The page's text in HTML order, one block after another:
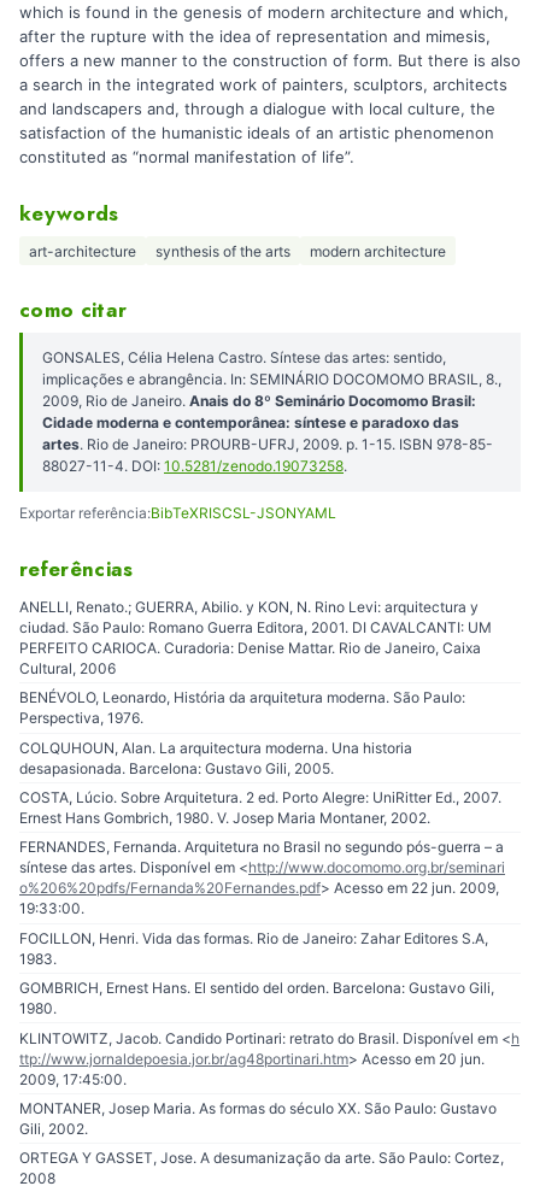
which is found in the genesis of modern architecture and which,
after the rupture with the idea of representation and mimesis,
offers a new manner to the construction of form. But there is also
a search in the integrated work of painters, sculptors, architects
and landscapers and, through a dialogue with local culture, the
satisfaction of the humanistic ideals of an artistic phenomenon
constituted as “normal manifestation of life”.
keywords
art-architecture synthesis of the arts modern architecture
como citar
GONSALES, Célia Helena Castro. Síntese das artes: sentido,
implicações e abrangência. In: SEMINÁRIO DOCOMOMO BRASIL, 8.,
2009, Rio de Janeiro. Anais do 8º Seminário Docomomo Brasil:
Cidade moderna e contemporânea: síntese e paradoxo das
artes. Rio de Janeiro: PROURB-UFRJ, 2009. p. 1-15. ISBN 978-85-
88027-11-4. DOI: 10.5281/zenodo.19073258.
Exportar referência:BibTeXRISCSL-JSONYAML
referências
ANELLI, Renato.; GUERRA, Abilio. y KON, N. Rino Levi: arquitectura y
ciudad. São Paulo: Romano Guerra Editora, 2001. DI CAVALCANTI: UM
PERFEITO CARIOCA. Curadoria: Denise Mattar. Rio de Janeiro, Caixa
Cultural, 2006
BENÉVOLO, Leonardo, História da arquitetura moderna. São Paulo:
Perspectiva, 1976.
COLQUHOUN, Alan. La arquitectura moderna. Una historia
desapasionada. Barcelona: Gustavo Gili, 2005.
COSTA, Lúcio. Sobre Arquitetura. 2 ed. Porto Alegre: UniRitter Ed., 2007.
Ernest Hans Gombrich, 1980. V. Josep Maria Montaner, 2002.
FERNANDES, Fernanda. Arquitetura no Brasil no segundo pós-guerra – a
síntese das artes. Disponível em <http://www.docomomo.org.br/seminari
o%206%20pdfs/Fernanda%20Fernandes.pdf> Acesso em 22 jun. 2009,
19:33:00.
FOCILLON, Henri. Vida das formas. Rio de Janeiro: Zahar Editores S.A,
1983.
GOMBRICH, Ernest Hans. El sentido del orden. Barcelona: Gustavo Gili,
1980.
KLINTOWITZ, Jacob. Candido Portinari: retrato do Brasil. Disponível em <h
ttp://www.jornaldepoesia.jor.br/ag48portinari.htm> Acesso em 20 jun.
2009, 17:45:00.
MONTANER, Josep Maria. As formas do século XX. São Paulo: Gustavo
Gili, 2002.
ORTEGA Y GASSET, Jose. A desumanização da arte. São Paulo: Cortez,
2008